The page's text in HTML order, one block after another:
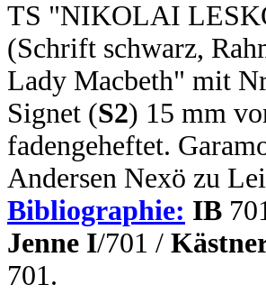
TS "NIKOLAI
(Schrift schwarz,
Lady Macbeth" mit
Signet (S2) 15 mm
fadengeheftet.
Andersen Nexö zu
Bibliographie: IB
Jenne I/701 /
701.